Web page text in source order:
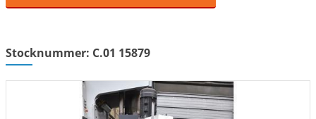
Stocknummer: C.01 15879